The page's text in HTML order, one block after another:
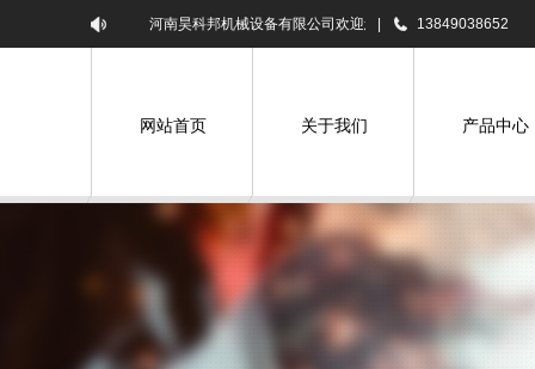
河南昊科邦机械设备有限公司欢迎您！ 13849038652
网站首页 关于我们 产品中心